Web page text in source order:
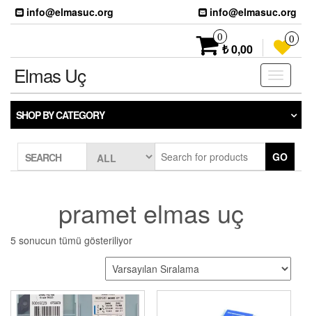
Skip
info@elmasuc.org info@elmasuc.org
0
₺ 0,00
0
Toggle
Elmas Uç
SHOP BY CATEGORY
SEARCH GO
pramet elmas uç
5 sonucun tümü gösteriliyor